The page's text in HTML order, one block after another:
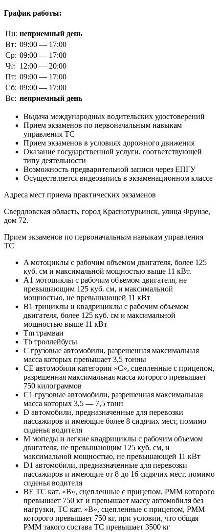
График работы:
Пн: неприемный день
Вт: 09:00 — 17:00
Ср: 09:00 — 17:00
Чт: 12:00 — 20:00
Пт: 09:00 — 17:00
Сб: 09:00 — 17:00
Вс: неприемный день
Выдача международных водительских удостоверений
Прием экзаменов по первоначальным навыкам
управления ТС
Прием экзаменов в условиях дорожного движения
Оказание государственной услуги, соответствующей
типу деятельности
Возможность предварительной записи через ЕПГУ
Осуществляется видеозапись в экзаменационном классе
Адреса мест приема практических экзаменов
Свердловская область, город Краснотурьинск, улица Фрунзе,
дом 72.
Прием экзаменов по первоначальным навыкам управления
ТС
A мотоциклы с рабочим объемом двигателя, более 125
куб. см и максимальной мощностью выше 11 кВт.
A1 мотоциклы с рабочим объемом двигателя, не
превышающим 125 куб. см, и максимальной
мощностью, не превышающей 11 кВт
B1 трициклы и квадрициклы с рабочим объемом
двигателя, более 125 куб. см и максимальной
мощностью выше 11 кВт
Tm трамваи
Tb троллейбусы
C грузовые автомобили, разрешенная максимальная
масса которых превышает 3,5 тонны
CE автомобили категории »С», сцепленные с прицепом,
разрешенная максимальная масса которого превышает
750 килограммов
C1 грузовые автомобили, разрешенная максимальная
масса которых 3,5 — 7,5 тонн
D автомобили, предназначенные для перевозки
пассажиров и имеющие более 8 сидячих мест, помимо
сиденья водителя
M мопеды и легкие квадрициклы с рабочим объемом
двигателя, не превышающим 125 куб. см, и
максимальной мощностью, не превышающей 11 кВт
D1 автомобили, предназначенные для перевозки
пассажиров и имеющие от 8 до 16 сидячих мест, помимо
сиденья водителя
BE ТС кат. »В», сцепленные с прицепом, РММ которого
превышает 750 кг и превышает массу автомобиля без
нагрузки, ТС кат. »В», сцепленные с прицепом, РММ
которого превышает 750 кг, при условии, что общая
РММ такого состава ТС превышает 3500 кг